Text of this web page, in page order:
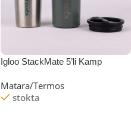
Igloo StackMate 5’li Kamp
Matara/Termos
stokta